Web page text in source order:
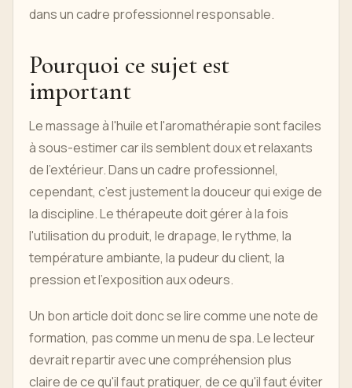
dans un cadre professionnel responsable.
Pourquoi ce sujet est
important
Le massage à l'huile et l'aromathérapie sont faciles
à sous-estimer car ils semblent doux et relaxants
de l'extérieur. Dans un cadre professionnel,
cependant, c’est justement la douceur qui exige de
la discipline. Le thérapeute doit gérer à la fois
l'utilisation du produit, le drapage, le rythme, la
température ambiante, la pudeur du client, la
pression et l'exposition aux odeurs.
Un bon article doit donc se lire comme une note de
formation, pas comme un menu de spa. Le lecteur
devrait repartir avec une compréhension plus
claire de ce qu'il faut pratiquer, de ce qu'il faut éviter